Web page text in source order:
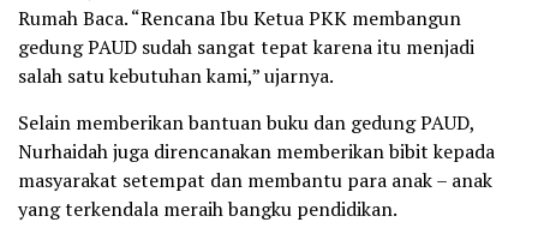
Rumah Baca. “Rencana Ibu Ketua PKK membangun
gedung PAUD sudah sangat tepat karena itu menjadi
salah satu kebutuhan kami,” ujarnya.
Selain memberikan bantuan buku dan gedung PAUD,
Nurhaidah juga direncanakan memberikan bibit kepada
masyarakat setempat dan membantu para anak – anak
yang terkendala meraih bangku pendidikan.